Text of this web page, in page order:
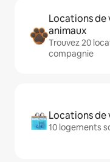
Locations de
animaux
Trouvez 20
compagnie
Locations de
10 logements